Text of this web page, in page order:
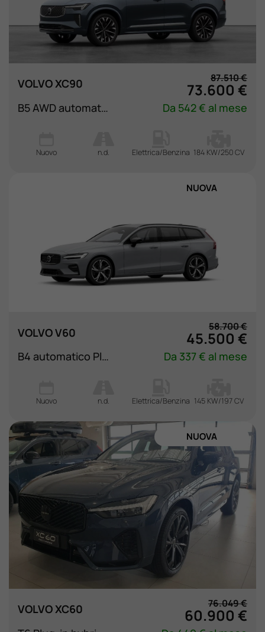
VOLVO XC90 87.510 €
73.600 €
B5 AWD automatico 7 posti Plus Bright Da 542 € al mese
Nuovo n.d. Elettrica/Benzina 184 KW/250 CV
NUOVA
VOLVO V60 58.700 €
45.500 €
B4 automatico Plus Dark Da 337 € al mese
Nuovo n.d. Elettrica/Benzina 145 KW/197 CV
NUOVA
VOLVO XC60 76.049 €
60.900 €